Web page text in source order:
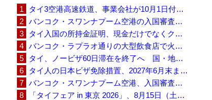
タイ3空港高速鉄道、事業会社が10月1日付の契約終了を通知 「現時点での撤退決定ではない」
バンコク・スワンナプーム空港の入国審査に長蛇の列、SNSで「3～4時間待ち」との投稿が拡散
タイ入国の所持金証明、現金だけでなくクレジットカードや銀行明細も提示可能
バンコク・ラプラオ通りの大型飲食店で火災、27人死亡・多数負傷
タイ、ノービザ60日滞在を終了へ 国・地域別に30日・15日へ再編
タイ人の日本ビザ免除措置、2027年6月末まで延長 不安広がる中でひとまず安堵
バンコク・スワンナプーム空港、入国審査で2～3時間待ちの時間帯も 審査厳格化と人員不足が影響か
「タイフェア in 東京 2026」、8月15日（土）・16日（日）に代々木公園で開催